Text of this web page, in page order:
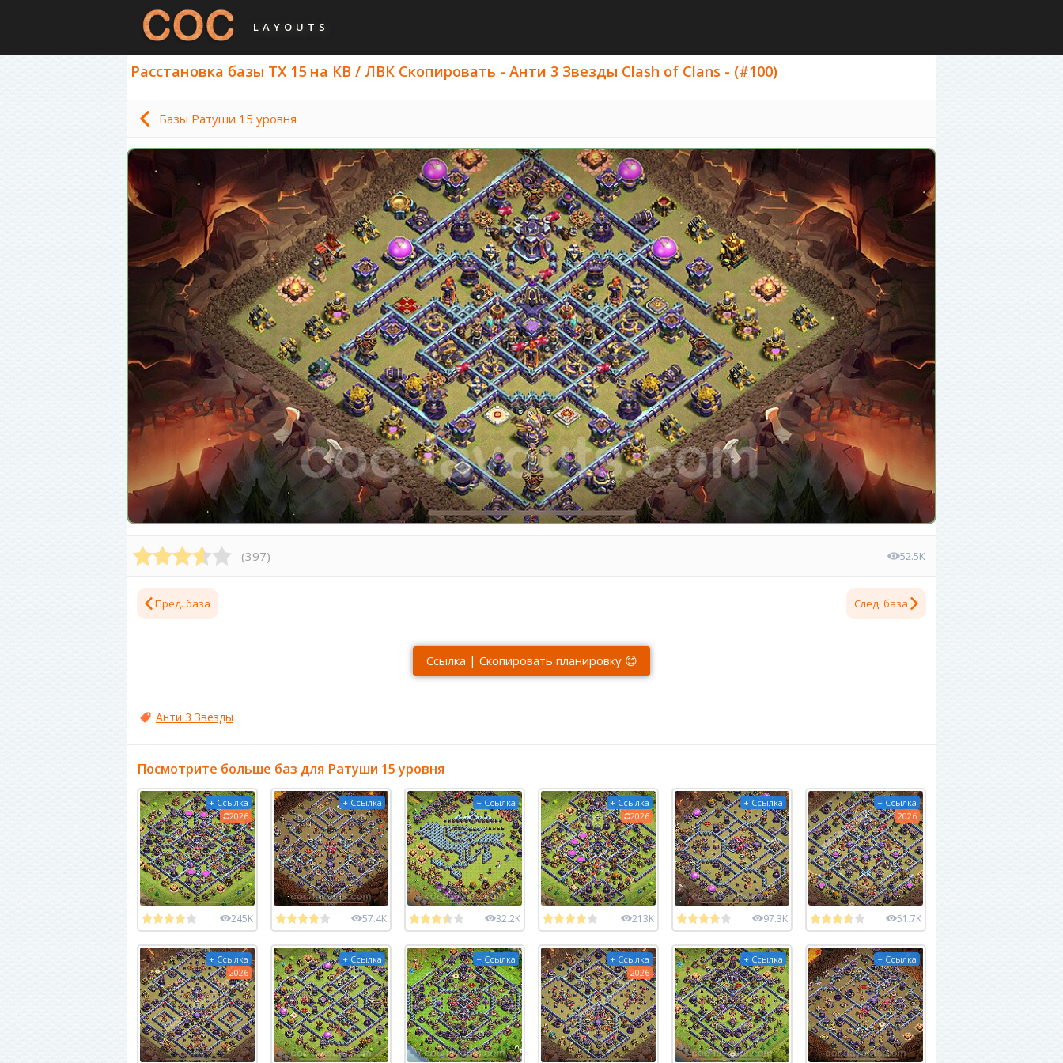
LAYOUTS
Расстановка базы ТХ 15 на КВ / ЛВК Скопировать - Анти 3 Звезды Clash of Clans - (#100)
Базы Ратуши 15 уровня
(397) 52.5K
Пред. база След. база
Ссылка | Скопировать планировку 😊
Анти 3 Звезды
Посмотрите больше баз для Ратуши 15 уровня
+ Ссылка
2026
245K
+ Ссылка
57.4K
+ Ссылка
32.2K
+ Ссылка
2026
213K
+ Ссылка
97.3K
+ Ссылка
2026
51.7K
+ Ссылка
2026
+ Ссылка + Ссылка
+ Ссылка
2026
+ Ссылка + Ссылка